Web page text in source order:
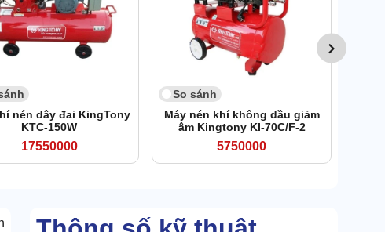
nén dây đai KingTony
KTC-150W
17550000
So sánh
Máy nén khí không dầu giảm
âm Kingtony KI-70C/F-2
5750000